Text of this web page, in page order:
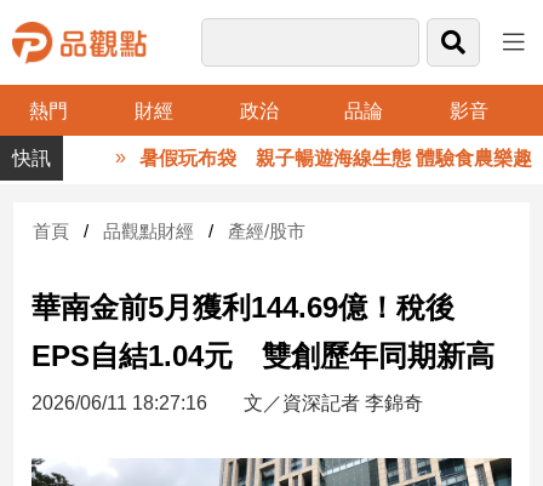
熱門 財經 政治 品論 影音
品
觀
財
台
財
新
產
暑假玩布袋 親子暢遊海線生態 體驗食農樂趣
首頁 品觀點財經 產經/股市
華南金前5月獲利144.69億！稅後
EPS自結1.04元 雙創歷年同期新高
2026/06/11 18:27:16 文／資深記者 李錦奇